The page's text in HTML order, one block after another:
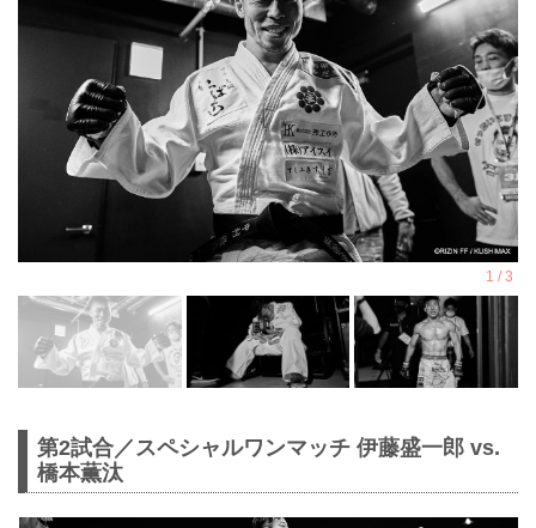
第2試合／スペシャルワンマッチ 伊藤盛一郎 vs.
橋本薫汰